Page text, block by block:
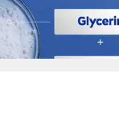
(16,23 €/ 1 l)
in 2-3 Werktagen bei dir